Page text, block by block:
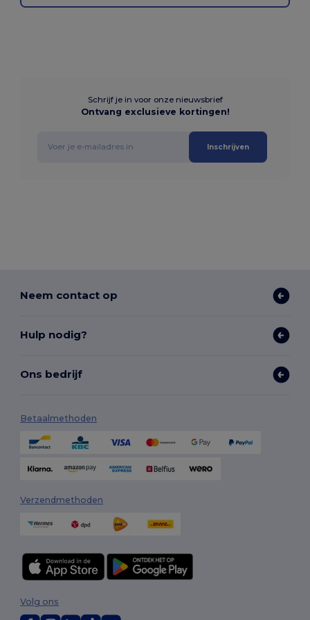
Schrijf je in voor onze nieuwsbrief
Ontvang exclusieve kortingen!
Inschrijven
Neem contact op
Hulp nodig?
Ons bedrijf
Betaalmethoden
Verzendmethoden
Volg ons